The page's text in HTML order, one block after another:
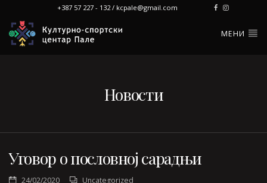
+387 57 227 - 132 / kcpale@gmail.com
МЕНИ
Новости
Уговор о пословној сарадњи
24/02/2020
Uncategorized